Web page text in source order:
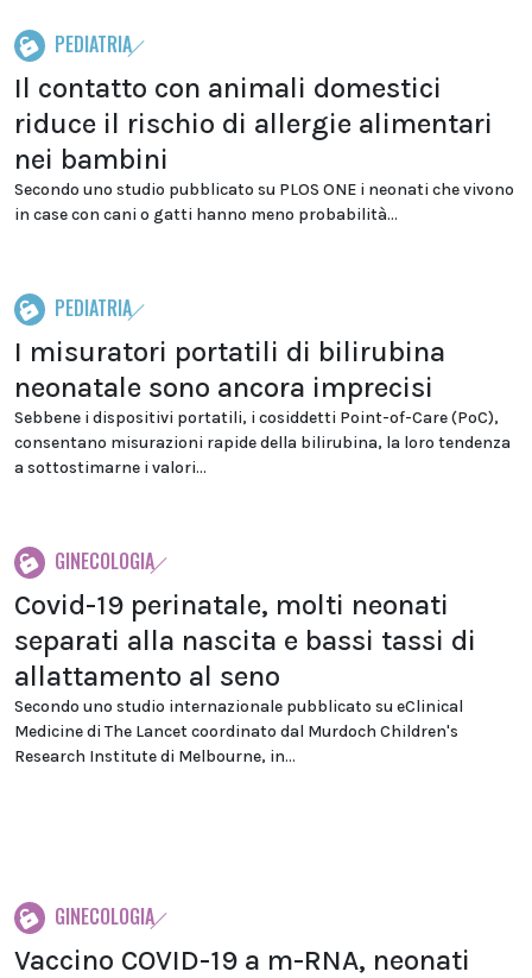
PEDIATRIA
Il contatto con animali domestici
riduce il rischio di allergie alimentari
nei bambini
Secondo uno studio pubblicato su PLOS ONE i neonati che vivono
in case con cani o gatti hanno meno probabilità...
PEDIATRIA
I misuratori portatili di bilirubina
neonatale sono ancora imprecisi
Sebbene i dispositivi portatili, i cosiddetti Point-of-Care (PoC),
consentano misurazioni rapide della bilirubina, la loro tendenza
a sottostimarne i valori...
GINECOLOGIA
Covid-19 perinatale, molti neonati
separati alla nascita e bassi tassi di
allattamento al seno
Secondo uno studio internazionale pubblicato su eClinical
Medicine di The Lancet coordinato dal Murdoch Children's
Research Institute di Melbourne, in...
GINECOLOGIA
Vaccino COVID-19 a m-RNA, neonati